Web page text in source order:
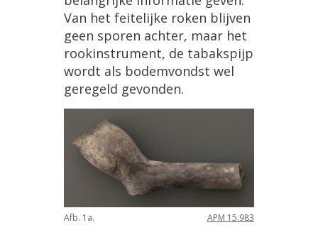
Van het feitelijke roken blijven
geen sporen achter, maar het
rookinstrument, de tabakspijp
wordt als bodemvondst wel
geregeld gevonden.
Afb. 1a. APM 15.983